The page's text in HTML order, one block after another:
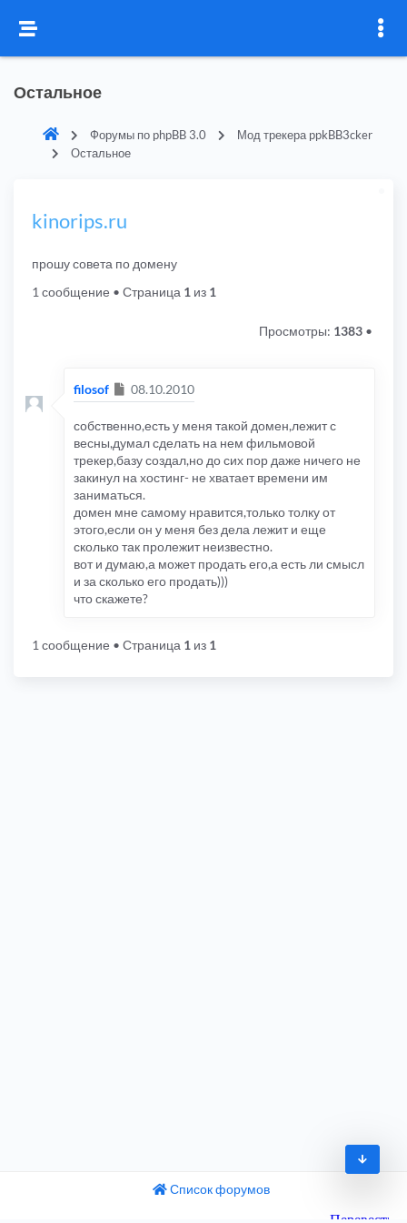
Остальное
Форумы по phpBB 3.0
Мод трекера ppkBB3cker
Остальное
kinorips.ru
прошу совета по домену
1 сообщение • Страница 1 из 1
Просмотры: 1383 •
filosof Сообщение
08.10.2010
собственно,есть у меня такой домен,лежит с
весны,думал сделать на нем фильмовой
трекер,базу создал,но до сих пор даже ничего не
закинул на хостинг- не хватает времени им
заниматься.
домен мне самому нравится,только толку от
этого,если он у меня без дела лежит и еще
сколько так пролежит неизвестно.
вот и думаю,а может продать его,а есть ли смысл
и за сколько его продать)))
что скажете?
1 сообщение • Страница 1 из 1
Список форумов